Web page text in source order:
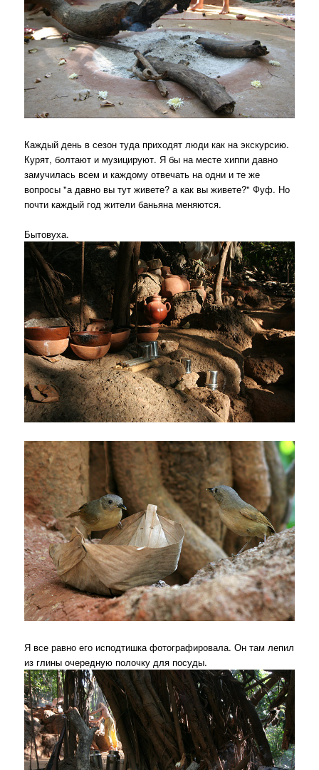
Каждый день в сезон туда приходят люди как на экскурсию.
Курят, болтают и музицируют. Я бы на месте хиппи давно
замучилась всем и каждому отвечать на одни и те же
вопросы "а давно вы тут живете? а как вы живете?" Фуф. Но
почти каждый год жители баньяна меняются.
Бытовуха.
Я все равно его исподтишка фотографировала. Он там лепил
из глины очередную полочку для посуды.